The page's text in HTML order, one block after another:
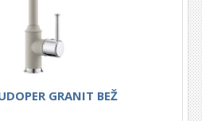
GRANIT BEŽ